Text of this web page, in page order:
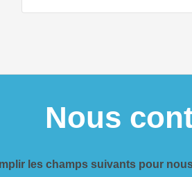
Nous
les champs suivants pour